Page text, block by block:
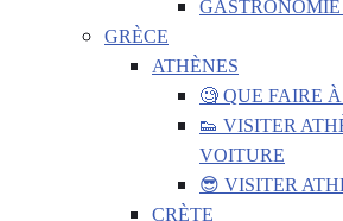
GRÈCE
ATHÈNES
🧐 QUE FAIRE
👟 VISITER
VOITURE
😎 VISITER
CRÈTE